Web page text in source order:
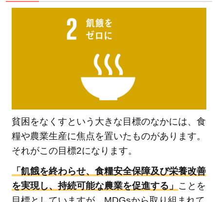
変動に
具体的
な対策
の豊
かさ
を守
ろう
2.14.1
「海の
豊かさ
貧困をなくすという大きな目標のなかには、食
糧や農業生産に焦点を置いたものがあります。
それがこの目標2になります。
「飢餓を終わらせ、食糧安全保障及び栄養改善
を実現し、持続可能な農業を促進する」 ことを